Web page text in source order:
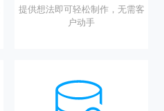
提供想法即可轻松制作，无需客
户动手